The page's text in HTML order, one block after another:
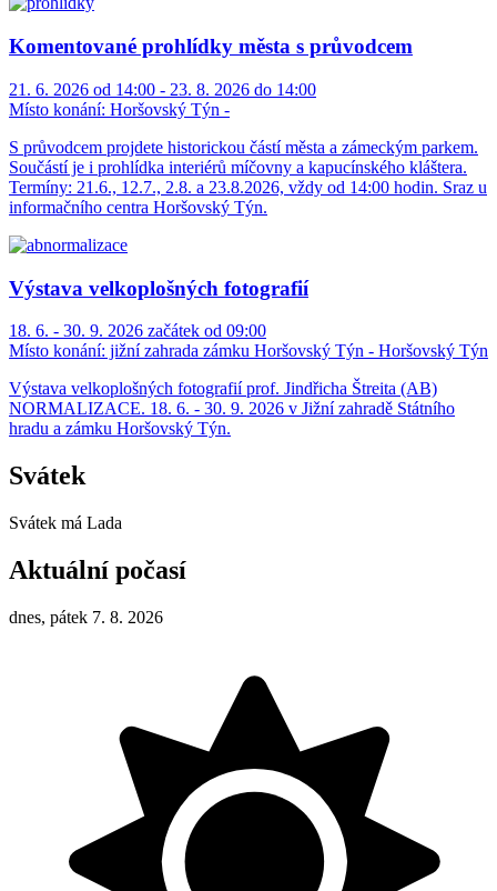
Komentované prohlídky města s průvodcem
21. 6. 2026 od 14:00 - 23. 8. 2026 do 14:00
Místo konání: Horšovský Týn -
S průvodcem projdete historickou částí města a zámeckým parkem.
Součástí je i prohlídka interiérů míčovny a kapucínského kláštera.
Termíny: 21.6., 12.7., 2.8. a 23.8.2026, vždy od 14:00 hodin. Sraz u
informačního centra Horšovský Týn.
Výstava velkoplošných fotografií
18. 6. - 30. 9. 2026 začátek od 09:00
Místo konání: jižní zahrada zámku Horšovský Týn - Horšovský Týn
Výstava velkoplošných fotografií prof. Jindřicha Štreita (AB)
NORMALIZACE. 18. 6. - 30. 9. 2026 v Jižní zahradě Státního
hradu a zámku Horšovský Týn.
Svátek
Svátek má Lada
Aktuální počasí
dnes, pátek 7. 8. 2026